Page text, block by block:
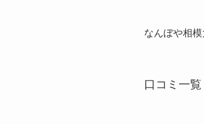
なんぼや相
口コミ一覧